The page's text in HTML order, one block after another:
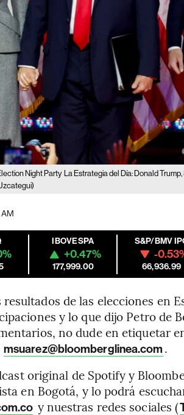
Night Party La Estrategia del Día: Donald
IBOVESPA
+0.47%
177,999.00
S&P/BMV
-
66,936.99
de las elecciones en
y lo que dijo Petro de
no dude en etiquetar
msuarez@bloomberglinea.com .
original de Spotify y
en Bogotá, y lo podrá
y nuestras redes sociales (